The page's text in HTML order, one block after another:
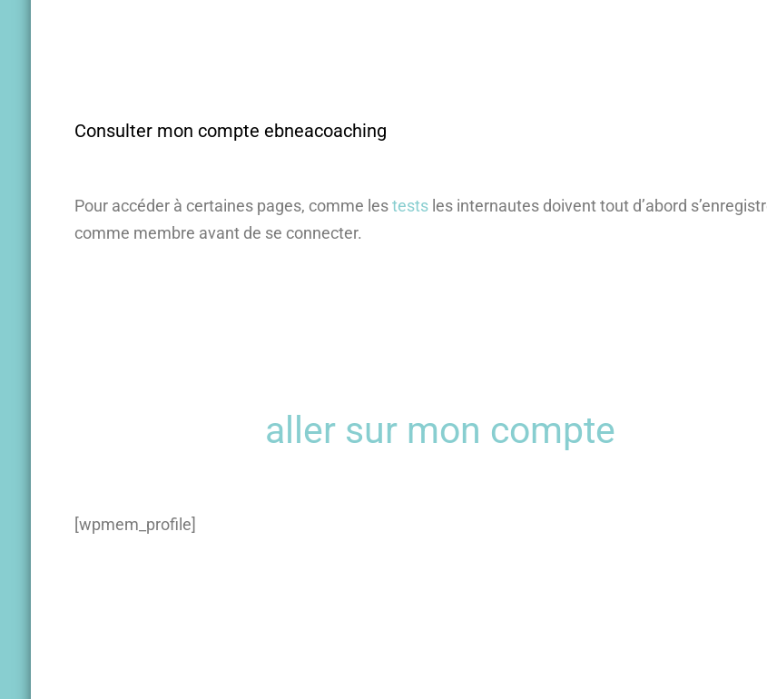
Consulter mon compte ebneacoaching
Pour accéder à certaines pages, comme lestestsles internautes doivent tout d’abord
comme membre avant de se connecter.
aller sur mon compte
[wpmem_profile]